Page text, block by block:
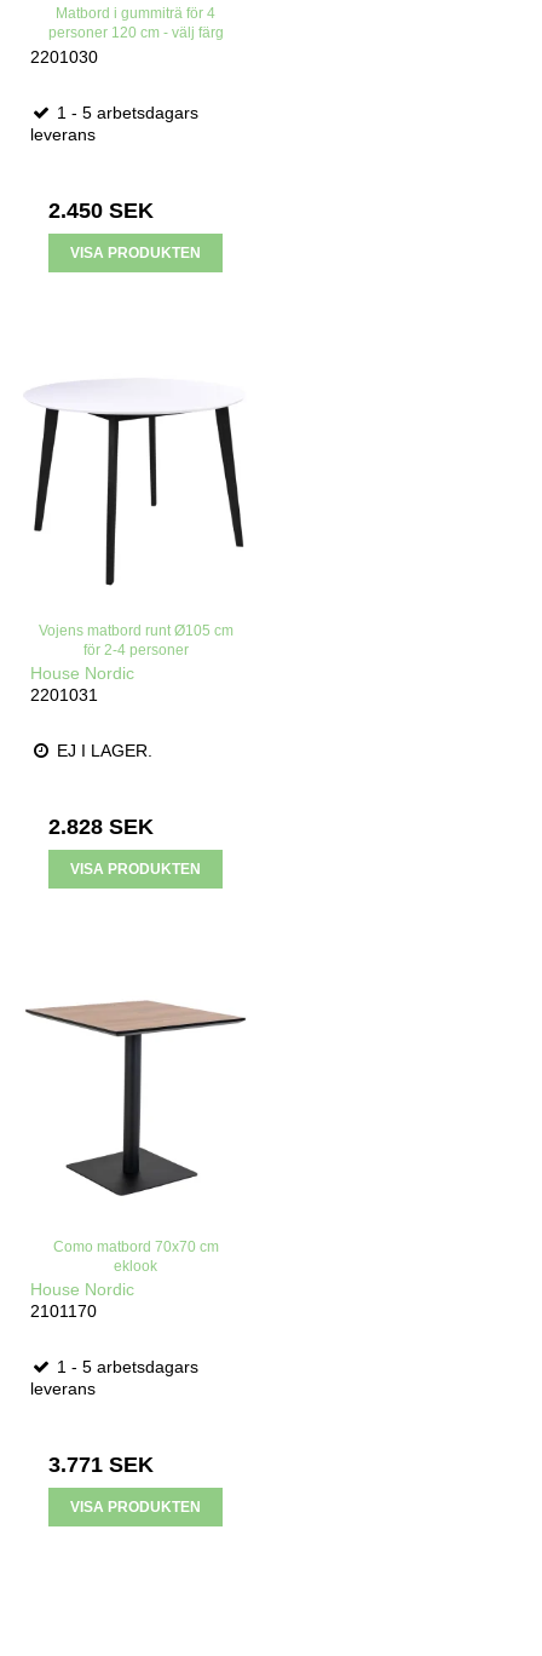
Matbord i gummiträ för 4
personer 120 cm - välj färg
2201030
1 - 5 arbetsdagars
leverans
2.450 SEK
VISA PRODUKTEN
Vojens matbord runt Ø105 cm
för 2-4 personer
House Nordic
2201031
EJ I LAGER.
2.828 SEK
VISA PRODUKTEN
Como matbord 70x70 cm
eklook
House Nordic
2101170
1 - 5 arbetsdagars
leverans
3.771 SEK
VISA PRODUKTEN